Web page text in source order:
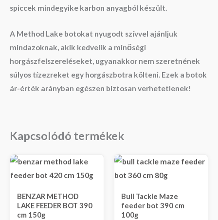
spiccek mindegyike karbon anyagból készült.
A Method Lake botokat nyugodt szívvel ajánljuk
mindazoknak, akik kedvelik a minőségi
horgászfelszereléseket, ugyanakkor nem szeretnének
súlyos tízezreket egy horgászbotra költeni. Ezek a botok
ár-érték arányban egészen biztosan verhetetlenek!
Kapcsolódó termékek
BENZAR METHOD
LAKE FEEDER BOT 390
cm 150g
Bull Tackle Maze
feeder bot 390 cm
100g